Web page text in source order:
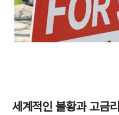
세계적인 불황과 고금